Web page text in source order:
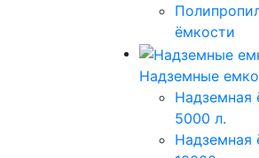
ёмкости
Надземные
Надземная
5000 л.
Надземная